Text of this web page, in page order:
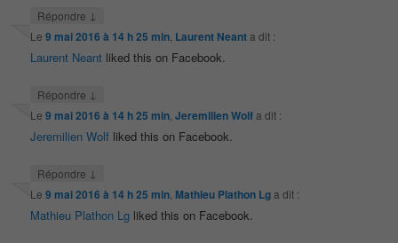
Répondre ↓
Le9 mai 2016 à 14 h 25 min Laurent Neanta dit :
Laurent Neant liked this on Facebook.
Répondre ↓
Le9 mai 2016 à 14 h 25 min ,Jeremilien Wolfa dit :
Jeremilien Wolf liked this on Facebook.
Répondre ↓
Le9 mai 2016 à 14 h 25 min Mathieu Plathon Lga dit :
Mathieu Plathon Lg liked this on Facebook.